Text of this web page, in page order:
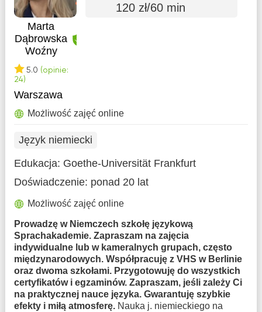
Marta
Dąbrowska
Woźny
5.0 (opinie:
24)
120 zł/60 min
Warszawa
Możliwość zajęć online
Język niemiecki
Edukacja: Goethe-Universität Frankfurt
Doświadczenie: ponad 20 lat
Możliwość zajęć online
Prowadzę w Niemczech szkołę językową
Sprachakademie. Zapraszam na zajęcia
indywidualne lub w kameralnych grupach, często
międzynarodowych. Współpracuję z VHS w Berlinie
oraz dwoma szkołami. Przygotowuję do wszystkich
certyfikatów i egzaminów. Zapraszam, jeśli zależy Ci
na praktycznej nauce języka. Gwarantuję szybkie
efekty i miłą atmosferę. Nauka j. niemieckiego na